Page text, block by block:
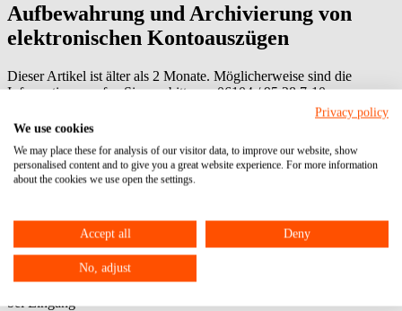
Aufbewahrung und Archivierung von
elektronischen Kontoauszügen
Dieser Artikel ist älter als 2 Monate. Möglicherweise sind die
Informationen rufen Sie uns bitte an:06104 / 95 28 7-10.
Update vom: 23.12.2021
Archivierung
Kontoauszug immer stärker an Bedeutung. Sie werden zunehmend
in digitaler Form von den Banken an ihre Kunden übermittelt.
Teilweise handelt es sich um Unterlagen in Bilddateiformaten (z. B.
maschinell auswertbarer Form (z. B. als csv-Datei). Da an
elektronische Kontoauszüge keine höheren Anforderungen als an
elektronische Rechnungen zu stellen sind, werden diese
grundsätzlich steuerlich anerkannt. Steuerpflichtige müssen dafür im
Rahmen interner Kontrollsysteme den elektronischen Kontoauszug
bei Eingang
Privacy policy
We use cookies
We may place these for analysis of our visitor data, to improve our website, show
personalised content and to give you a great website experience. For more information
about the cookies we use open the settings.
Accept all Deny
No, adjust